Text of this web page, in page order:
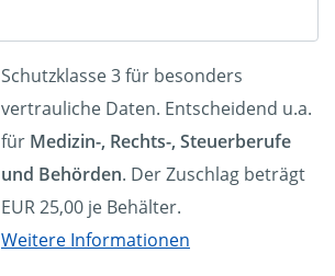
Schutzklasse 3 für besonders
vertrauliche Daten. Entscheidend u.a.
für Medizin-, Rechts-, Steuerberufe
und Behörden. Der Zuschlag beträgt
EUR 25,00 je Behälter.
Weitere Informationen